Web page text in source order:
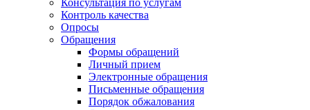
Контроль качества
Опросы
Обращения
Формы обращений
Личный прием
Электронные обращения
Письменные обращения
Порядок обжалования